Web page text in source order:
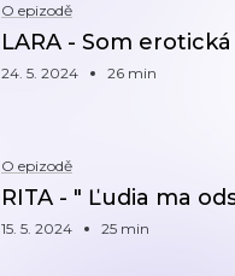
O epizodě
LARA - Som
24. 5. 2024 26 min
O epizodě
RITA - " Ľudia ma
15. 5. 2024 25 min